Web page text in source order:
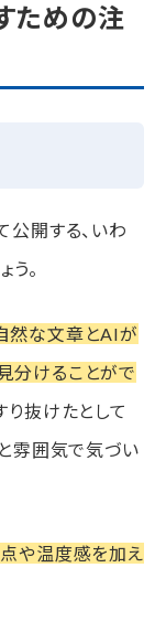
ための注
開する、いわ
。
然な文章とAIが
分けることがで
り抜けたとして
雰囲気で気づい
や温度感を加え